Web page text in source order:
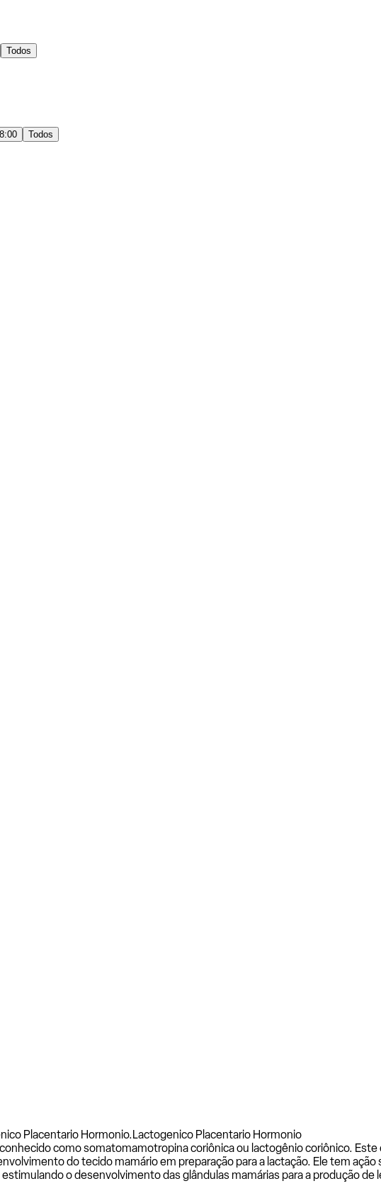
Todos
Todos
Placentario Hormonio.Lactogenico Placentario Hormonio
como somatomamotropina coriônica ou lactogênio coriônico.
do tecido mamário em preparação para a lactação. Ele tem
o desenvolvimento das glândulas mamárias para a produção de